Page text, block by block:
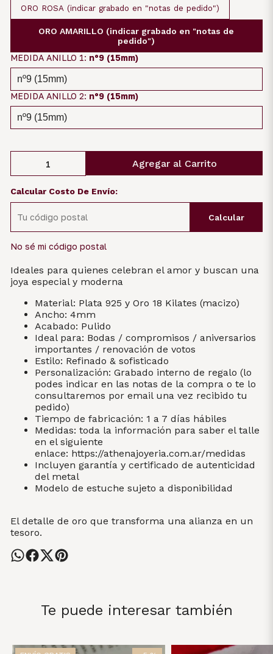
ORO ROSA (indicar grabado en "notas de pedido")
ORO AMARILLO (indicar grabado en "notas de
pedido")
MEDIDA ANILLO 1: nº9 (15mm)
MEDIDA ANILLO 2: nº9 (15mm)
Agregar al Carrito
Calcular Costo De Envío:
Calcular
No sé mi código postal
Ideales para quienes celebran el amor y buscan una
joya especial y moderna
Material: Plata 925 y Oro 18 Kilates (macizo)
Ancho: 4mm
Acabado: Pulido
Ideal para: Bodas / compromisos / aniversarios
importantes / renovación de votos
Estilo: Refinado & sofisticado
Personalización: Grabado interno de regalo (lo
podes indicar en las notas de la compra o te lo
consultaremos por email una vez recibido tu
pedido)
Tiempo de fabricación: 1 a 7 días hábiles
Medidas: toda la información para saber el talle
en el siguiente
enlace: https://athenajoyeria.com.ar/medidas
Incluyen garantía y certificado de autenticidad
del metal
Modelo de estuche sujeto a disponibilidad
El detalle de oro que transforma una alianza en un
tesoro.
Te puede interesar también